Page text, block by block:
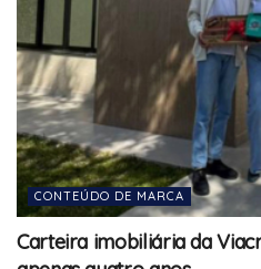
CONTEÚDO DE MARCA
Carteira imobiliária da